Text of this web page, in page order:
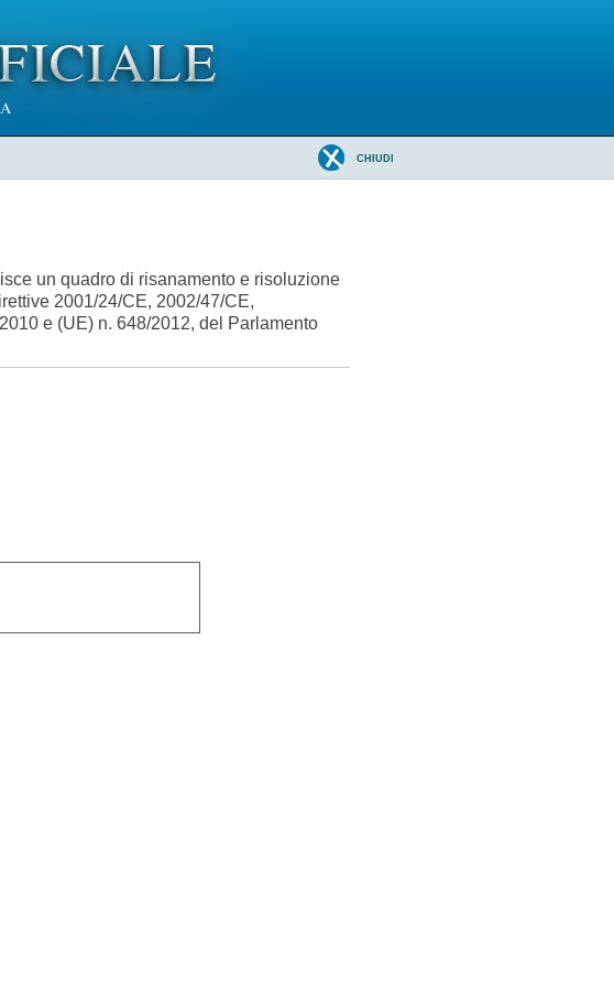
CHIUDI
un quadro di risanamento e risoluzione
2001/24/CE, 2002/47/CE,
e (UE) n. 648/2012, del Parlamento